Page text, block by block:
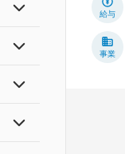
給与
事業